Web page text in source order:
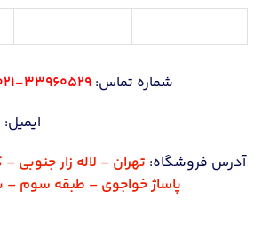
شماره تماس: 33960529-021
ایمیل:
آدرس فروشگاه: تهران – لاله زار جنوبی
پاساژ خواجوی – طبقه سوم –